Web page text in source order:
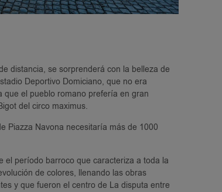
distancia, se sorprenderá con la belleza de
Deportivo Domiciano, que no era
el pueblo romano prefería en gran
del circo maximus.
Piazza Navona necesitaría más de 1000
el período barroco que caracteriza a toda la
de colores, llenando las obras
y que fueron el centro de La disputa entre